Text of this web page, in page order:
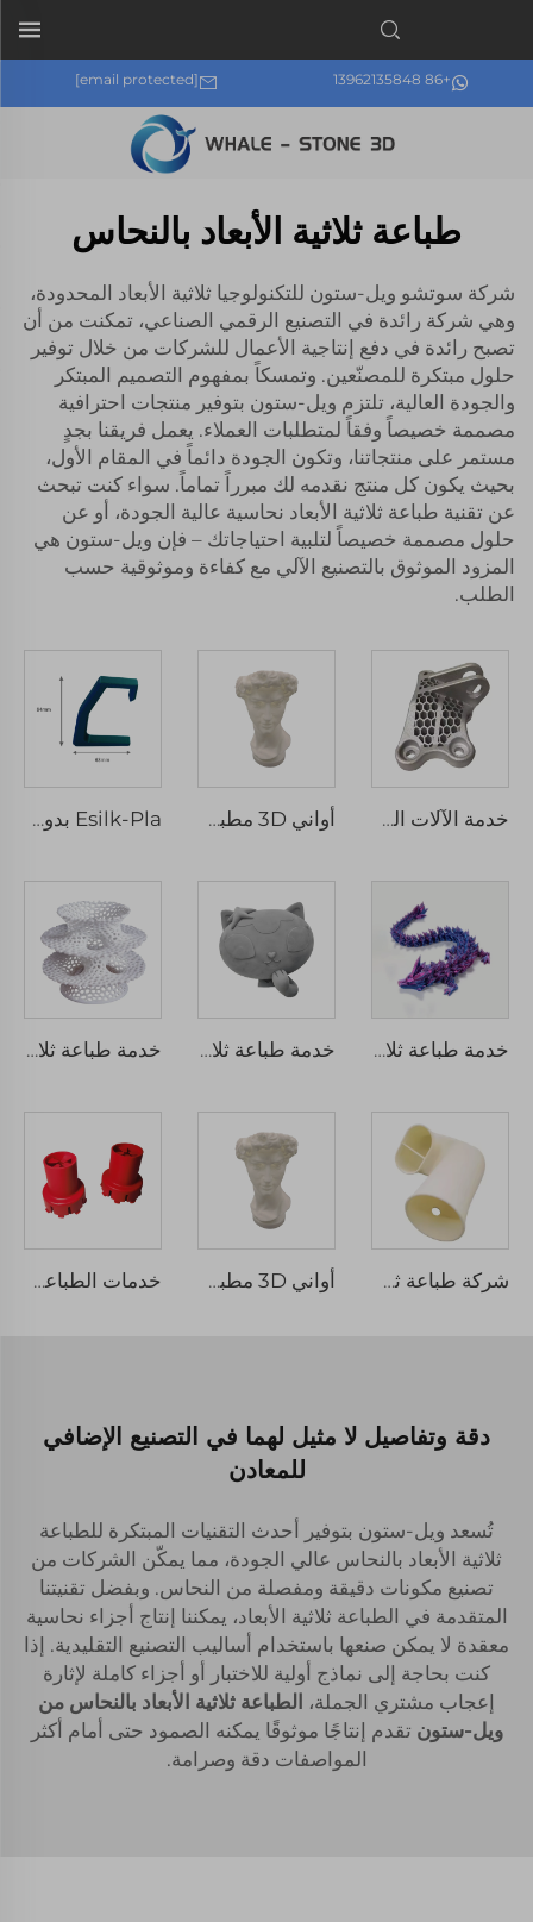
+86 13962135848
[email protected]
طباعة ثلاثية الأبعاد بالنحاس
شركة سوتشو ويل-ستون للتكنولوجيا ثلاثية الأبعاد المحدودة،
وهي شركة رائدة في التصنيع الرقمي الصناعي، تمكنت من أن
تصبح رائدة في دفع إنتاجية الأعمال للشركات من خلال توفير
حلول مبتكرة للمصنّعين. وتمسكاً بمفهوم التصميم المبتكر
والجودة العالية، تلتزم ويل-ستون بتوفير منتجات احترافية
مصممة خصيصاً وفقاً لمتطلبات العملاء. يعمل فريقنا بجدٍ
مستمر على منتجاتنا، وتكون الجودة دائماً في المقام الأول،
بحيث يكون كل منتج نقدمه لك مبرراً تماماً. سواء كنت تبحث
عن تقنية طباعة ثلاثية الأبعاد نحاسية عالية الجودة، أو عن
حلول مصممة خصيصاً لتلبية احتياجاتك – فإن ويل-ستون هي
المزود الموثوق بالتصنيع الآلي مع كفاءة وموثوقية حسب
الطلب.
خدمة الآلات الدقيقة المخصصة لألومنيوم مطحونة تحولت إلى نموذج سريع للأسلاك EDM Broaching الحفر مكون احتياطي أواني 3D مطبوعة حديثة وابتكارية أواني زهور جافة لغرفة المعيشة ومكتب المكتب Esilk-Pla بدون حفر مقاوم للماء حقيبة ظهر مكتبية钧 رابيد بروتوبايتنغ مايكرو ماشينينغ
خدمة طباعة ثلاثية الأبعاد مخصصة وفقًا لمواصفات العملاء نماذج تنين صيني في نيولون ABS شمع FDM تصنيع سريع مع معالجة دقيقة خدمة طباعة ثلاثية الأبعاد عالية الجودة ومخصصة بأحجام كبيرة باستخدام مادة ABS الراتنجية SLA لطباعة نماذج كبيرة بسرعة خدمة طباعة ثلاثية الأبعاد عالية الجودة باستخدام نيولون ABS TPU موديل راتينج ليزر نموذج سريع SLA SLS FDM SLM
شركة طباعة ثلاثية الأبعاد المتخصصة منتجات نايلون SLS واسعة النطاق للتطبيقات الصناعية أواني 3D مطبوعة حديثة وابتكارية أواني زهور جافة لغرفة المعيشة ومكتب المكتب خدمات الطباعة ثلاثية الأبعاد عالية الجودة من الراتنج SLS المنتجات المطبوعة ثلاثيا الأبعاد النموذج الأول السريع النموذج الأول
دقة وتفاصيل لا مثيل لهما في التصنيع الإضافي
للمعادن
تُسعد ويل-ستون بتوفير أحدث التقنيات المبتكرة للطباعة
ثلاثية الأبعاد بالنحاس عالي الجودة، مما يمكّن الشركات من
تصنيع مكونات دقيقة ومفصلة من النحاس. وبفضل تقنيتنا
المتقدمة في الطباعة ثلاثية الأبعاد، يمكننا إنتاج أجزاء نحاسية
معقدة لا يمكن صنعها باستخدام أساليب التصنيع التقليدية. إذا
كنت بحاجة إلى نماذج أولية للاختبار أو أجزاء كاملة لإثارة
إعجاب مشتري الجملة، الطباعة ثلاثية الأبعاد بالنحاس من
ويل-ستون تقدم إنتاجًا موثوقًا يمكنه الصمود حتى أمام أكثر
المواصفات دقة وصرامة.